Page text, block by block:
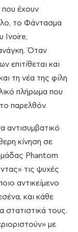
που έχουν
το Φάντασμα
Ivoire,
Όταν
και
τη νέα της φίλη
πλήρωμα που
παρελθόν.
αντισυμβατικό
κίνηση σε
Phantom
τις ψυχές
αντικείμενο
και κάθε
στατιστικά τους.
με